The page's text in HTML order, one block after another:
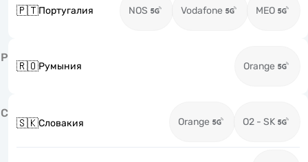
🇵🇹Португалия NOS Vodafone MEO
Р
🇷🇴Румыния Orange
С
🇸🇰Словакия Orange O2 - SK